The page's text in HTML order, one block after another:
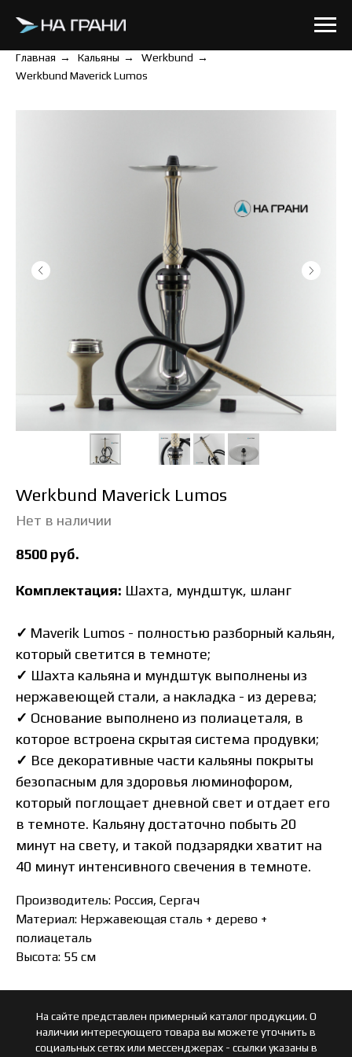
Главная → Кальяны → Werkbund →
Werkbund Maverick Lumos
Werkbund Maverick Lumos
Нет в наличии
8500 руб.
Комплектация: Шахта, мундштук, шланг
✓ Maverik Lumos - полностью разборный кальян,
который светится в темноте;
✓ Шахта кальяна и мундштук выполнены из
нержавеющей стали, а накладка - из дерева;
✓ Основание выполнено из полиацеталя, в
которое встроена скрытая система продувки;
✓ Все декоративные части кальяны покрыты
безопасным для здоровья люминофором,
который поглощает дневной свет и отдает его
в темноте. Кальяну достаточно побыть 20
минут на свету, и такой подзарядки хватит на
40 минут интенсивного свечения в темноте.
Производитель: Россия, Сергач
Материал: Нержавеющая сталь + дерево +
полиацеталь
Высота: 55 см
На сайте представлен примерный каталог продукции. О
наличии интересующего товара вы можете уточнить в
социальных сетях или мессенджерах - ссылки указаны в